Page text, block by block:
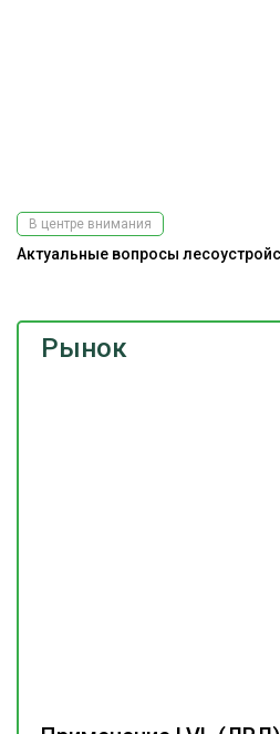
Рынок
В центре внимания
Актуальные вопросы